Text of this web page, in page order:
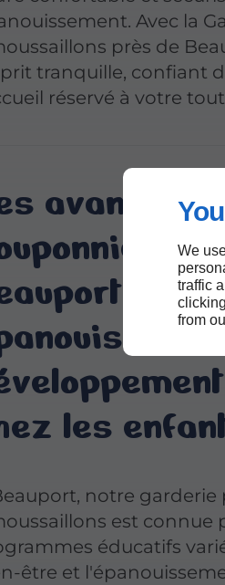
We
traffic
from
Avec la
près de
tranquille, confiant
réservé à votre
:
les
notre garderie
est connue
éducatifs
être et